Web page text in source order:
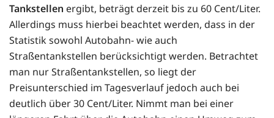
Tankstellen ergibt, beträgt derzeit bis zu 60 Cent/Liter.
Allerdings muss hierbei beachtet werden, dass in der
Statistik sowohl Autobahn- wie auch
Straßentankstellen berücksichtigt werden. Betrachtet
man nur Straßentankstellen, so liegt der
Preisunterschied im Tagesverlauf jedoch auch bei
deutlich über 30 Cent/Liter. Nimmt man bei einer